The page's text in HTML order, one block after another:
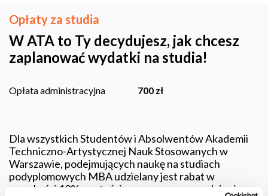
Opłaty za studia
W ATA to Ty decydujesz, jak chcesz
zaplanować wydatki na studia!
Opłata administracyjna 700 zł
Dla wszystkich Studentów i Absolwentów Akademii
Techniczno-Artystycznej Nauk Stosowanych w
Warszawie, podejmujących naukę na studiach
podyplomowych MBA udzielany jest rabat w
wysokości 10% wartości czesnego oraz zwalnia się